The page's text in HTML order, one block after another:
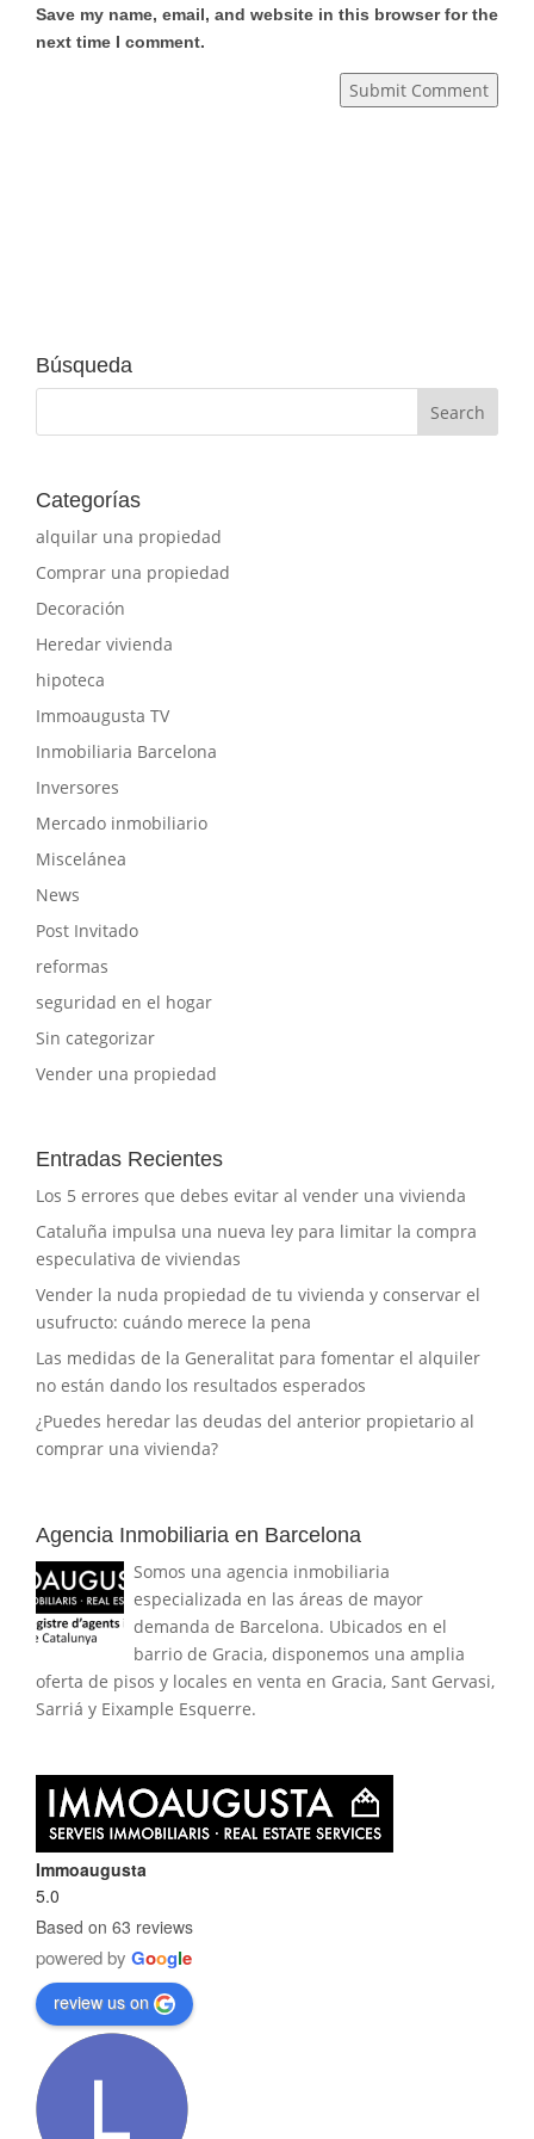
Save my name, email, and website in this browser for the
next time I comment.
Submit Comment
Búsqueda
Categorías
alquilar una propiedad
Comprar una propiedad
Decoración
Heredar vivienda
hipoteca
Immoaugusta TV
Inmobiliaria Barcelona
Inversores
Mercado inmobiliario
Miscelánea
News
Post Invitado
reformas
seguridad en el hogar
Sin categorizar
Vender una propiedad
Entradas Recientes
Los 5 errores que debes evitar al vender una vivienda
Cataluña impulsa una nueva ley para limitar la compra
especulativa de viviendas
Vender la nuda propiedad de tu vivienda y conservar el
usufructo: cuándo merece la pena
Las medidas de la Generalitat para fomentar el alquiler
no están dando los resultados esperados
¿Puedes heredar las deudas del anterior propietario al
comprar una vivienda?
Agencia Inmobiliaria en Barcelona
Somos una agencia inmobiliaria
especializada en las áreas de mayor
demanda de Barcelona. Ubicados en el
barrio de Gracia, disponemos una amplia
oferta de pisos y locales en venta en Gracia, Sant Gervasi,
Sarriá y Eixample Esquerre.
Immoaugusta
5.0
Based on 63 reviews
powered by Google
review us on